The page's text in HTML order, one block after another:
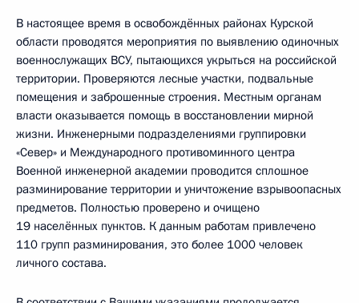
В настоящее время в освобождённых районах Курской
области проводятся мероприятия по выявлению одиночных
военнослужащих ВСУ, пытающихся укрыться на российской
территории. Проверяются лесные участки, подвальные
помещения и заброшенные строения. Местным органам
власти оказывается помощь в восстановлении мирной
жизни. Инженерными подразделениями группировки
«Север» и Международного противоминного центра
Военной инженерной академии проводится сплошное
разминирование территории и уничтожение взрывоопасных
предметов. Полностью проверено и очищено
19 населённых пунктов. К данным работам привлечено
110 групп разминирования, это более 1000 человек
личного состава.